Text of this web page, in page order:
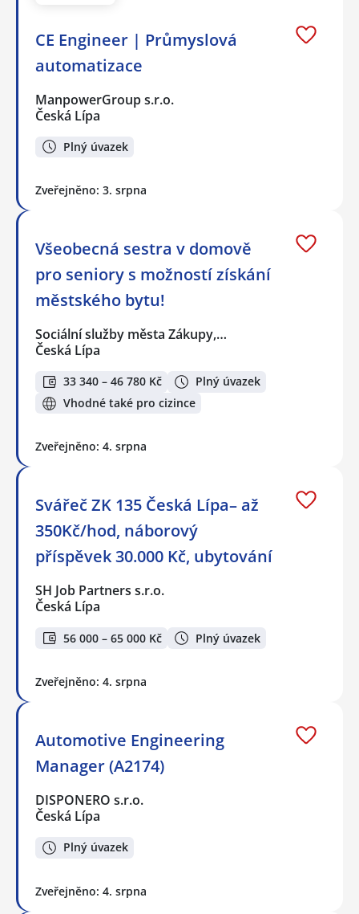
CE Engineer | Průmyslová
automatizace
ManpowerGroup s.r.o.
Česká Lípa
Plný úvazek
Zveřejněno: 3. srpna
Všeobecná sestra v domově
pro seniory s možností získání
městského bytu!
Sociální služby města Zákupy,…
Česká Lípa
33 340 – 46 780 Kč
Plný úvazek
Vhodné také pro cizince
Zveřejněno: 4. srpna
Svářeč ZK 135 Česká Lípa– až
350Kč/hod, náborový
příspěvek 30.000 Kč, ubytování
SH Job Partners s.r.o.
Česká Lípa
56 000 – 65 000 Kč Plný úvazek
Zveřejněno: 4. srpna
Automotive Engineering
Manager (A2174)
DISPONERO s.r.o.
Česká Lípa
Plný úvazek
Zveřejněno: 4. srpna